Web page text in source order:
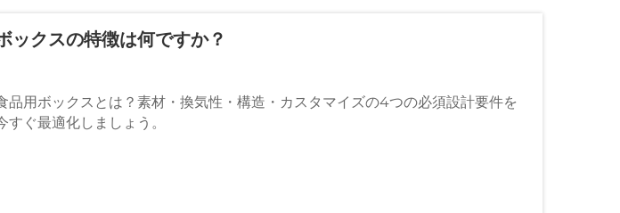
ックスの特徴は何ですか？
品用ボックスとは？素材・換気性・構造・カスタマイズの4つの必須設計要件を
ぐ最適化しましょう。